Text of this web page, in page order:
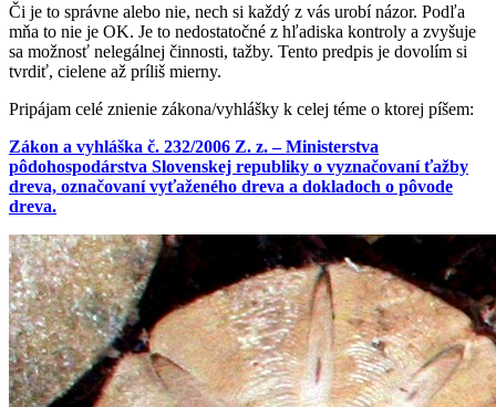
Či je to správne alebo nie, nech si každý z vás urobí názor. Podľa
mňa to nie je OK. Je to nedostatočné z hľadiska kontroly a zvyšuje
sa možnosť nelegálnej činnosti, tažby. Tento predpis je dovolím si
tvrdiť, cielene až príliš mierny.
Pripájam celé znienie zákona/vyhlášky k celej téme o ktorej píšem:
Zákon a vyhláška č. 232/2006 Z. z. – Ministerstva
pôdohospodárstva Slovenskej republiky o vyznačovaní ťažby
dreva, označovaní vyťaženého dreva a dokladoch o pôvode
dreva.